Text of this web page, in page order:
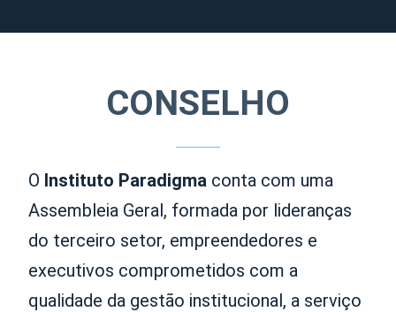
CONSELHO
O Instituto Paradigma conta com uma
Assembleia Geral, formada por lideranças
do terceiro setor, empreendedores e
executivos comprometidos com a
qualidade da gestão institucional, a serviço